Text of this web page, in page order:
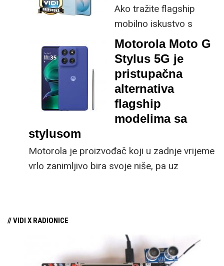
tehnologije u
dugoročnu investiciju
koja će vas pratiti
godinama.
kompaktnom kućištu.
Ako tražite flagship
mobilno iskustvo s
provjerenim Samsung
potpisom, novi S26+ je
jednostavan odabir za
većinu korisnika.
Motorola Moto G
Stylus 5G je
pristupačna
alternativa
flagship
modelima sa
stylusom
Motorola je proizvođač koji u zadnje vrijeme
vrlo zanimljivo bira svoje niše, pa uz
Moto G Stylus 5G model koji je u novoj
generaciji nadograđen s boljim ekranom,
procesorom i još ponekom promjenom.
// VIDI X RADIONICE